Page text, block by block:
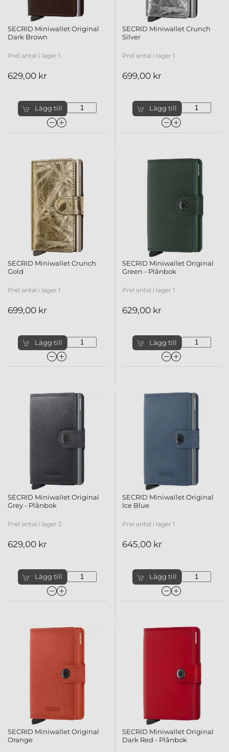
SECRID Miniwallet Original
Dark Brown
Prel antal i lager 1
629,00 kr
Lägg till
SECRID Miniwallet Crunch
Silver
Prel antal i lager 1
699,00 kr
Lägg till
SECRID Miniwallet Crunch
Gold
Prel antal i lager 1
699,00 kr
Lägg till
SECRID Miniwallet Original
Green - Plånbok
Prel antal i lager 1
629,00 kr
Lägg till
SECRID Miniwallet Original
Grey - Plånbok
Prel antal i lager 2
629,00 kr
Lägg till
SECRID Miniwallet Original
Ice Blue
Prel antal i lager 1
645,00 kr
Lägg till
SECRID Miniwallet Original
Orange
SECRID Miniwallet Original
Dark Red - Plånbok